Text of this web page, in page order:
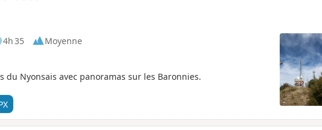
4h 35
Moyenne
Nyonsais avec panoramas sur les Baronnies.